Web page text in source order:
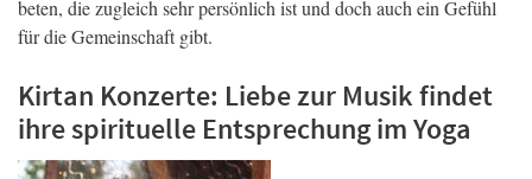
beten, die zugleich sehr persönlich ist und doch auch ein Gefühl
für die Gemeinschaft gibt.
Kirtan Konzerte: Liebe zur Musik findet
ihre spirituelle Entsprechung im Yoga